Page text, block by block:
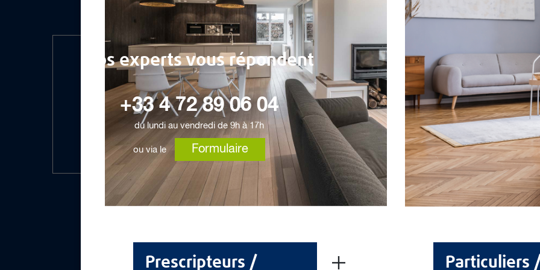
Prescripteurs / Particuliers
Nos experts vous répondent
+33 4 72 89 06 04
du lundi au vendredi de 9h à 17h
ou via le Formulaire
Politique de cookies
Politique de protection des données
REJOIGNEZ-NOUS